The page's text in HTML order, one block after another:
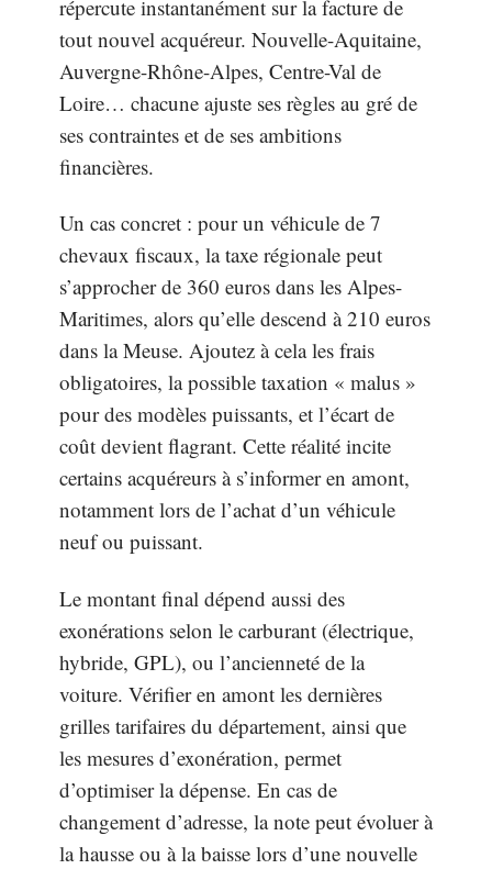
répercute instantanément sur la facture de
tout nouvel acquéreur. Nouvelle-Aquitaine,
Auvergne-Rhône-Alpes, Centre-Val de
Loire… chacune ajuste ses règles au gré de
ses contraintes et de ses ambitions
financières.
Un cas concret : pour un véhicule de 7
chevaux fiscaux, la taxe régionale peut
s’approcher de 360 euros dans les Alpes-
Maritimes, alors qu’elle descend à 210 euros
dans la Meuse. Ajoutez à cela les frais
obligatoires, la possible taxation « malus »
pour des modèles puissants, et l’écart de
coût devient flagrant. Cette réalité incite
certains acquéreurs à s’informer en amont,
notamment lors de l’achat d’un véhicule
neuf ou puissant.
Le montant final dépend aussi des
exonérations selon le carburant (électrique,
hybride, GPL), ou l’ancienneté de la
voiture. Vérifier en amont les dernières
grilles tarifaires du département, ainsi que
les mesures d’exonération, permet
d’optimiser la dépense. En cas de
changement d’adresse, la note peut évoluer à
la hausse ou à la baisse lors d’une nouvelle